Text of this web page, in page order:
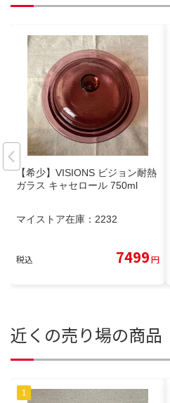
【希少】VISIONS ビジョン耐熱
ガラス キャセロール 750ml
マイストア在庫： 2232
税込 7499円
近くの売り場の商品